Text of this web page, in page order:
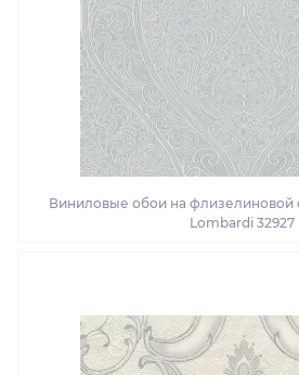
Виниловые обои на флизелиновой
Lombardi 32927